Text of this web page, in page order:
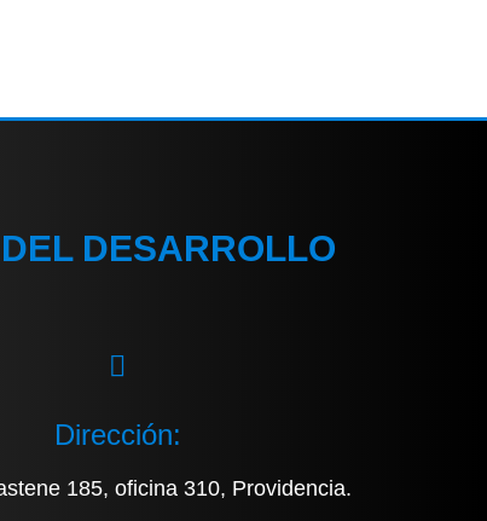
DEL DESARROLLO
Dirección:
185, oficina 310, Providencia.